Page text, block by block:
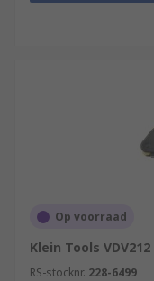
Op voorraad
Klein Tools
RS-stocknr. 228-6499